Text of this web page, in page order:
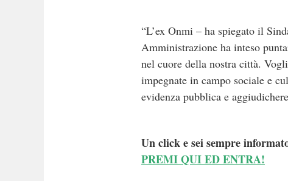
“L’ex Onmi – ha spiegato il
Amministrazione ha inteso
nel cuore della nostra città.
impegnate in campo sociale e
evidenza pubblica e
Un click e sei sempre
PREMI QUI ED ENTRA!